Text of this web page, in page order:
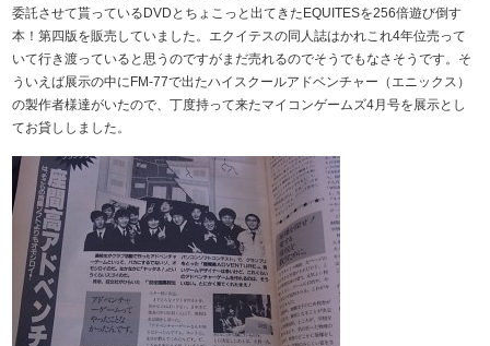
委託させて貰っているDVDとちょこっと出てきたEQUITESを256倍遊び倒す
本！第四版を販売していました。エクイテスの同人誌はかれこれ4年位売って
いて行き渡っていると思うのですがまだ売れるのでそうでもなさそうです。そ
ういえば展示の中にFM-77で出たハイスクールアドベンチャー（エニックス）
の製作者様達がいたので、丁度持って来たマイコンゲームズ4月号を展示とし
てお貸ししました。